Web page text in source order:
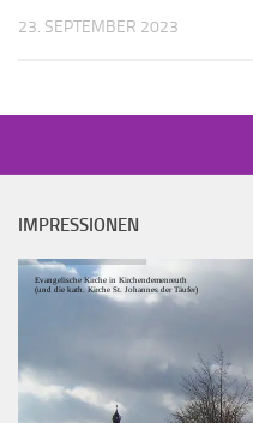
23. SEPTEMBER 2023
IMPRESSIONEN
Evangelische Kirche in Kirchendemenreuth
(und die kath. Kirche St. Johannes der Täufer)